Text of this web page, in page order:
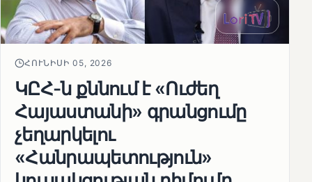
ՀՈՒՆԻՍԻ 05, 2026
ԿԸՀ-ն քննում է «Ուժեղ
Հայաստանի» գրանցումը
չեղարկելու
«Հանրապետություն»